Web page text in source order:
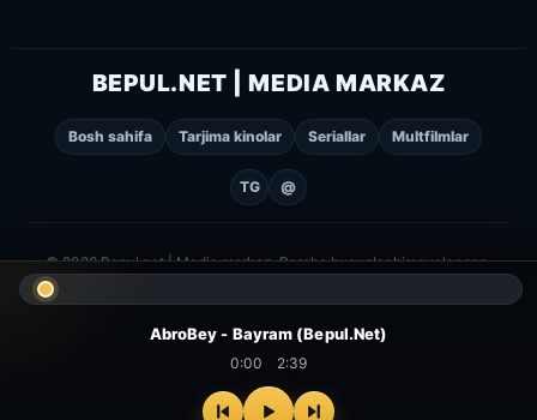
BEPUL.NET | MEDIA MARKAZ
Bosh sahifa Tarjima kinolar Seriallar Multfilmlar
TG @
© 2026 Bepul.net | Media markaz. Barcha huquqlar himoyalangan.
AbroBey - Bayram (Bepul.Net)
0:00 2:39